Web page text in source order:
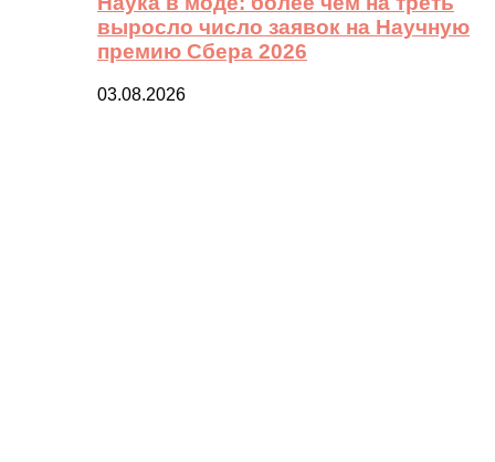
выросло число заявок на Научную
премию Сбера 2026
03.08.2026